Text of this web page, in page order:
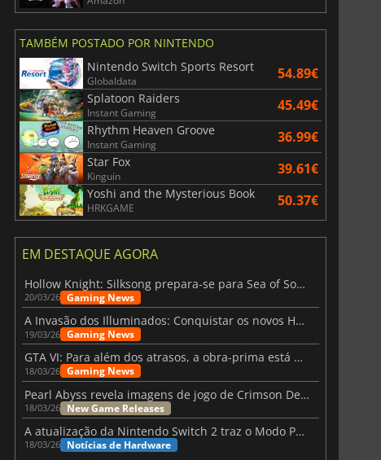
TAMBÉM POSTADO POR NINTENDO
Nintendo Switch Sports Resort
Globaldata 54.89€
Splatoon Raiders
Instant Gaming 45.49€
Rhythm Heaven Groove
Instant Gaming 36.99€
Star Fox
Kinguin 39.61€
Yoshi and the Mysterious Book
HRKGAME 50.37€
EM DESTAQUE AGORA
Hollow Knight: Silksong prepara-se para Sea of Sorrow com um patch
20/03/26 Gaming News
A Invasão dos Illuminados: Conquistar os novos Helldivers 2 Atualização!
19/03/26 Gaming News
GTA VI: Para além dos atrasos, a obra-prima está quase a chegar
18/03/26 Gaming News
Pearl Abyss revela imagens de jogo de Crimson Desert para a PS5
18/03/26 New Game Releases
A atualização da Nintendo Switch 2 traz o Modo Portátil aos jogos mais antigos da Switch
18/03/26 Notícias de Hardware